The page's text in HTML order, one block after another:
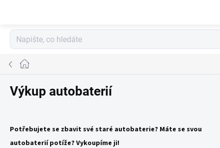
Domů
Výkup autobaterií
Potřebujete se zbavit své staré autobaterie? Máte se svou
autobaterií potíže? Vykoupíme ji!